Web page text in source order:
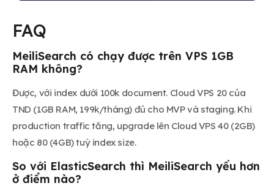
FAQ
MeiliSearch có chạy được trên VPS 1GB
RAM không?
Được, với index dưới 100k document. Cloud VPS 20 của
TND (1GB RAM, 199k/tháng) đủ cho MVP và staging. Khi
production traffic tăng, upgrade lên Cloud VPS 40 (2GB)
hoặc 80 (4GB) tuỳ index size.
So với ElasticSearch thì MeiliSearch yếu hơn
ở điểm nào?